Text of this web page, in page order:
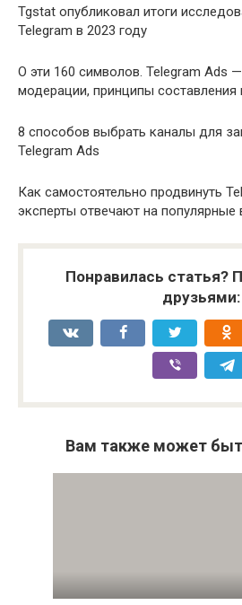
Tgstat опубликовал итоги
Telegram в 2023 году
О эти 160 символов. Telegram Ads
модерации, принципы составления
8 способов выбрать каналы для
Telegram Ads
Как самостоятельно продвинуть
эксперты отвечают на популярные
Понравилась статья?
друзьями:
Вам также может